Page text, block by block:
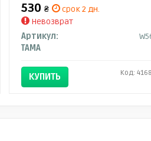
530 ₴
срок 2 дн.
Невозврат
Артикул:
TAMA
КУПИТЬ Код: